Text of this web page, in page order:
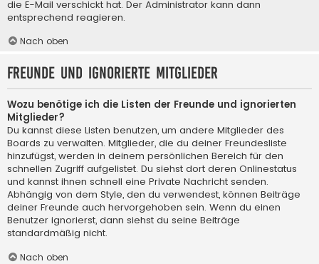
die E-Mail verschickt hat. Der Administrator kann dann
entsprechend reagieren.
Nach oben
Freunde und ignorierte Mitglieder
Wozu benötige ich die Listen der Freunde und ignorierten
Mitglieder?
Du kannst diese Listen benutzen, um andere Mitglieder des
Boards zu verwalten. Mitglieder, die du deiner Freundesliste
hinzufügst, werden in deinem persönlichen Bereich für den
schnellen Zugriff aufgelistet. Du siehst dort deren Onlinestatus
und kannst ihnen schnell eine Private Nachricht senden.
Abhängig von dem Style, den du verwendest, können Beiträge
deiner Freunde auch hervorgehoben sein. Wenn du einen
Benutzer ignorierst, dann siehst du seine Beiträge
standardmäßig nicht.
Nach oben